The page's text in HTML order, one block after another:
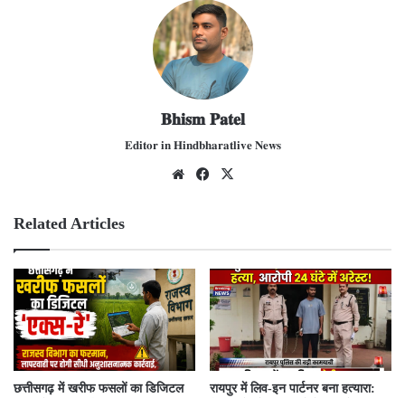
𝐁𝐡𝐢𝐬𝐦 𝐏𝐚𝐭𝐞𝐥
𝐄𝐝𝐢𝐭𝐨𝐫 𝐢𝐧 𝐇𝐢𝐧𝐝𝐛𝐡𝐚𝐫𝐚𝐭𝐥𝐢𝐯𝐞 𝐍𝐞𝐰𝐬
We
Fac
Related Articles
​छत्तीसगढ़ में खरीफ फसलों का डिजिटल
रायपुर में लिव-इन पार्टनर बना हत्यारा: